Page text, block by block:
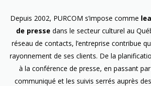
Depuis 2002, PURCOM s’impose comme
de presse dans le secteur culturel au
réseau de contacts, l’entreprise contribue
rayonnement de ses clients. De la
à la conférence de presse, en passant
communiqué et les suivis serrés auprès